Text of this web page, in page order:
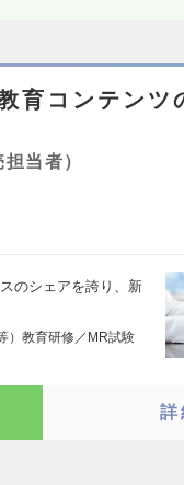
育コンテンツ
当者）
のシェアを誇り、新
）教育研修／MR試験
詳